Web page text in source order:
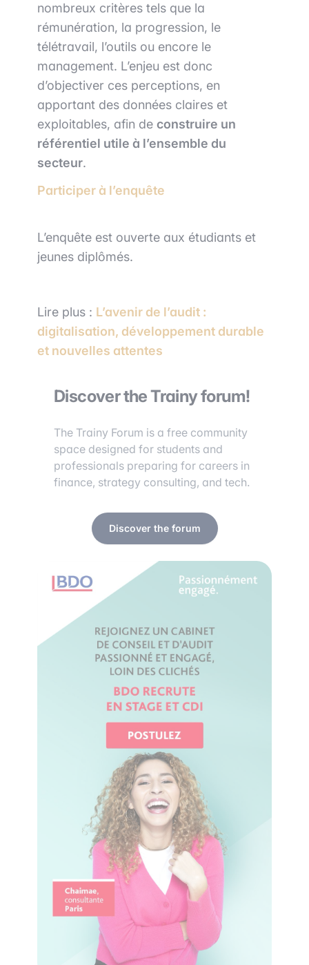
nombreux critères tels que la
rémunération, la progression, le
télétravail, l’outils ou encore le
management. L’enjeu est donc
d’objectiver ces perceptions, en
apportant des données claires et
exploitables, afin de construire un
référentiel utile à l’ensemble du
secteur.
Participer à l’enquête
L’enquête est ouverte aux étudiants et
jeunes diplômés.
Lire plus : L’avenir de l’audit :
digitalisation, développement durable
et nouvelles attentes
Discover the Trainy forum!
The Trainy Forum is a free community
space designed for students and
professionals preparing for careers in
finance, strategy consulting, and tech.
Discover the forum